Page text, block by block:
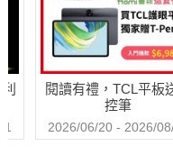
其實已經超越了『一報還
受』這些世俗觀念，而進
閱讀有禮，TCL平板
控筆
2026/06/20 - 2026/